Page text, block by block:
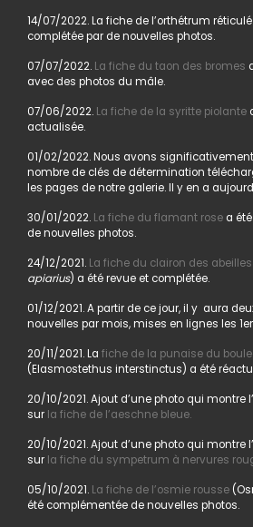
14/07/2022. La fiche de l’orthétrum
complétée par de nouvelles photos.
07/07/2022. La fiche du taon des bromes
avec des photos du mâle.
07/06/2022. La fiche de la syritte piolante
actualisée.
01/02/2022. Nous avons
nombre de clés de détermination
les pages de notre galerie. Il y en a
30/01/2022. La fiche du flamant rosea été
de nouvelles photos.
24/12/2021. La fiche du clairon des abeilles
apiarius) a été revue et complétée.
01/12/2021. A partir de ce jour, il y aura
nouvelles par mois, mises en lignes les
20/11/2021. La fiche de la punaise du
(Elasmostethus interstinctus) a été
20/10/2021. Ajout d’une photo qui montre
sur la fiche de l’aeschne bleue.
20/10/2021. Ajout d’une photo qui montre
sur la fiche du sympetrum à nervures
05/10/2021. La fiche de l’osmie rousse
été complémentée de nouvelles photos.